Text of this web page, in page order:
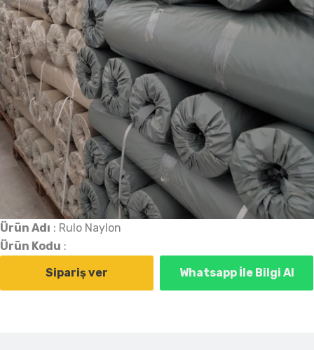
Ürün Adı : Rulo Naylon
Ürün Kodu :
Sipariş ver
Whatsapp İle Bilgi Al